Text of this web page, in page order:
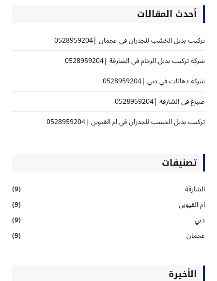
أحدث المقالات
تركيب بديل الخشب للجدران في عجمان |0528959204
شركة تركيب بديل الرخام في الشارقة |0528959204
شركة دهانات في دبي |0528959204
صباغ في الشارقة |0528959204
تركيب بديل الخشب للجدران في ام القيوين |0528959204
تصنيفات
الشارقة
(9)
ام القيوين
(9)
دبي
(9)
عجمان
(9)
الأخيرة